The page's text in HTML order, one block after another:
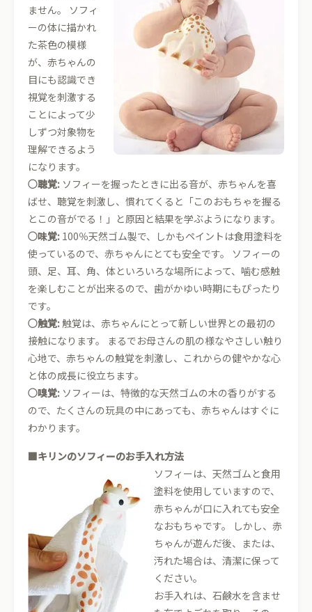
ません。 ソフィ
ーの体に描かれ
た茶色の模様
が、赤ちゃんの
目にも認識でき
視覚を刺激する
ことによって少
しずつ対象物を
理解できるよう
になります。
○聴覚: ソフィーを握ったときに出る音が、赤ちゃんを喜
ばせ、聴覚を刺激し、慣れてくると「このおもちゃを握る
とこの音がでる！」と原因と結果を学ぶようになります。
○味覚: 100％天然ゴム製で、しかもペイントは食用塗料を
使っているので、赤ちゃんにとても安全です。 ソフィーの
頭、足、耳、角、体といろいろな場所によって、噛む感触
を楽しむことが出来るので、歯がかゆい時期にもぴったり
です。
○触覚:触覚は、赤ちゃんにとって新しい世界との最初の
接触になります。 まるでお母さんの肌の様なやさしい触り
心地で、赤ちゃんの触覚を刺激し、これからの健やかな心
と体の成長に役立ちます。
○嗅覚: ソフィーは、特徴的な天然ゴムの木の香りがする
ので、たくさんの玩具の中にあっても、赤ちゃんはすぐに
わかります。
■キリンのソフィーのお手入れ方法
ソフィーは、天然ゴムと食用
塗料を使用していますので、
赤ちゃんが口に入れても安全
なおもちゃです。 しかし、赤
ちゃんが遊んだ後、または、
汚れた場合は、清潔に保って
ください。
お手入れは、石鹸水を含ませ